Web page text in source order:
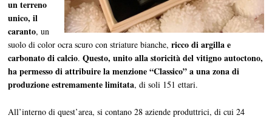
un terreno
unico, il
caranto, un
suolo di color ocra scuro con striature bianche, ricco di argilla e
carbonato di calcio.Questo, unito alla storicità del vitigno autoctono,
ha permesso di attribuire la menzione “Classico” a una zona di
produzione estremamente limitata, di soli 151 ettari.
All’interno di quest’area, si contano 28 aziende produttrici, di cui 24